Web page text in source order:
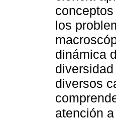
los
dinámica
diversos
atención